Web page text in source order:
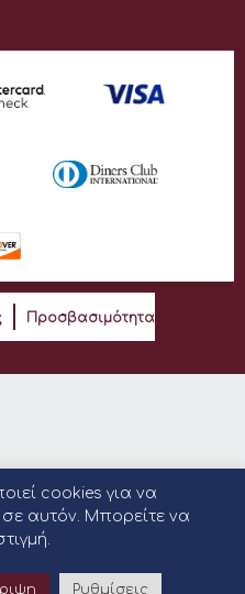
Προσβασιμότητα
cookies για να
αυτόν. Μπορείτε να
Ρυθμίσεις